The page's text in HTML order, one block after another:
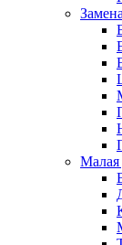
Малая